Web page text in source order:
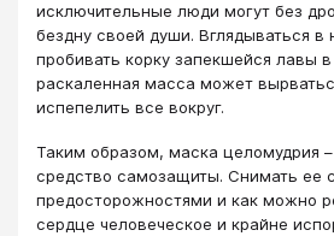
исключительные люди могут без
бездну своей души. Вглядываться в
пробивать корку запекшейся лавы в
раскаленная масса может
испепелить все вокруг.
Таким образом, маска целомудрия
средство самозащиты. Снимать ее
предосторожностями и как можно
сердце человеческое и крайне